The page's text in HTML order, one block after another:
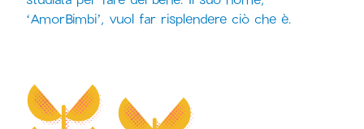
‘AmorBimbi’, vuol far risplendere ciò che è.